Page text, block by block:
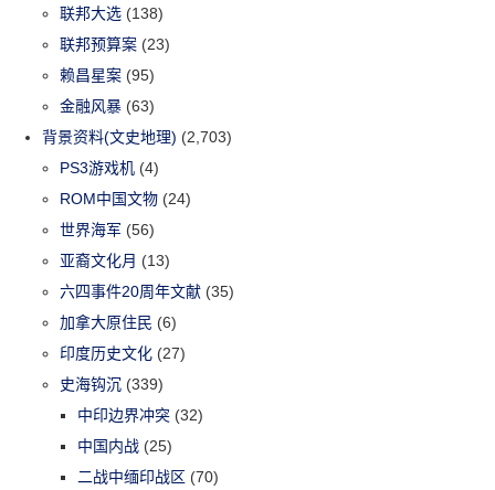
联邦大选 (138)
联邦预算案 (23)
赖昌星案 (95)
金融风暴 (63)
背景资料(文史地理) (2,703)
PS3游戏机 (4)
ROM中国文物 (24)
世界海军 (56)
亚裔文化月 (13)
六四事件20周年文献 (35)
加拿大原住民 (6)
印度历史文化 (27)
史海钩沉 (339)
中印边界冲突 (32)
中国内战 (25)
二战中缅印战区 (70)